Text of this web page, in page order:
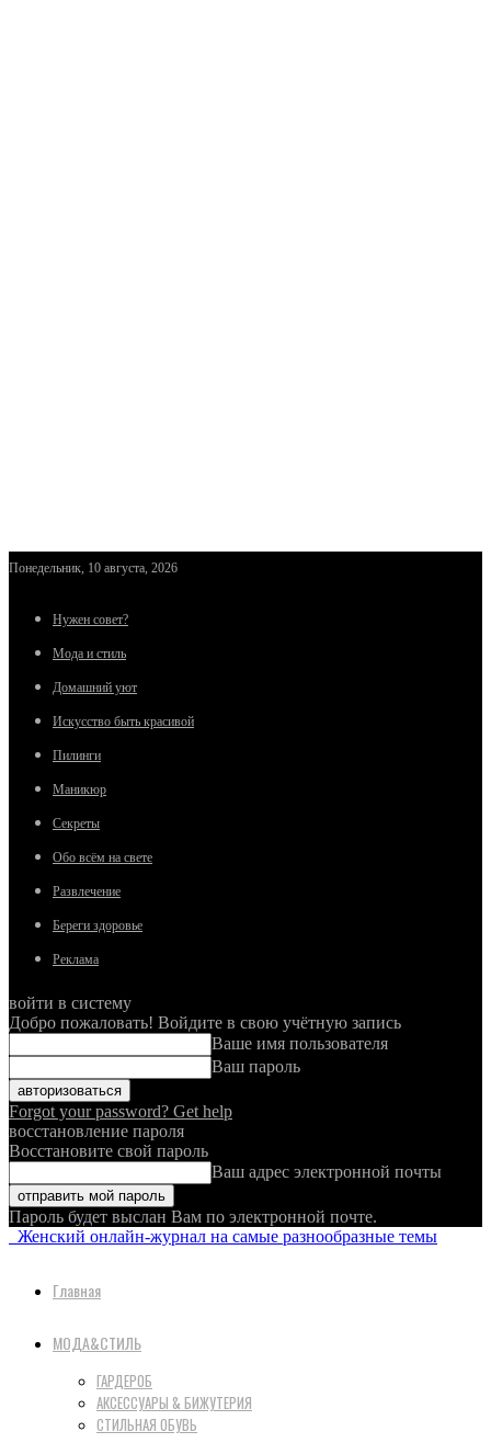
Понедельник, 10 августа, 2026
Нужен совет?
Мода и стиль
Домашний уют
Искусство быть красивой
Пилинги
Маникюр
Секреты
Обо всём на свете
Развлечение
Береги здоровье
Реклама
войти в систему
Добро пожаловать! Войдите в свою учётную запись
Ваше имя пользователя
Ваш пароль
Forgot your password? Get help
восстановление пароля
Восстановите свой пароль
Ваш адрес электронной почты
Пароль будет выслан Вам по электронной почте.
Женский онлайн-журнал на самые разнообразные темы
Главная
МОДА&СТИЛЬ
ГАРДЕРОБ
АКСЕССУАРЫ & БИЖУТЕРИЯ
СТИЛЬНАЯ ОБУВЬ